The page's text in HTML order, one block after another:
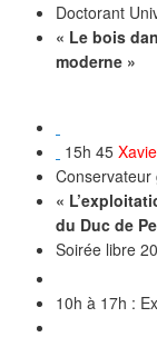
Doctorant
« Le bois
moderne »
15h 45
«
du Duc de
Soirée libre
10h à 17h :